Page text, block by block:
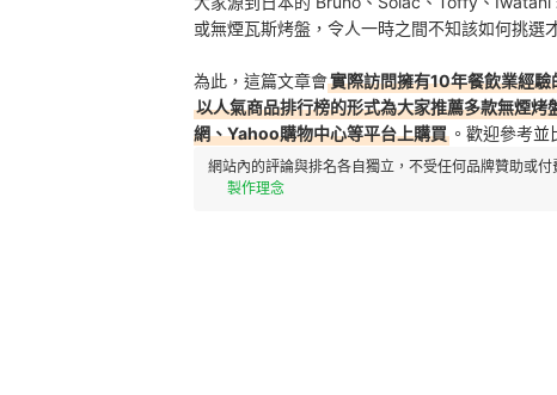
或無煙瓦斯烤盤，令人一時之間不知該如何挑選
為此，這篇文章會實際訪問擁有10年餐飲業經
以人氣商品排行榜的形式為大家推薦多款無煙
網、Yahoo購物中心等平台上購買 。歡迎參考
網站內的評論與排名各自獨立，不受任何品牌贊助或
製作理念